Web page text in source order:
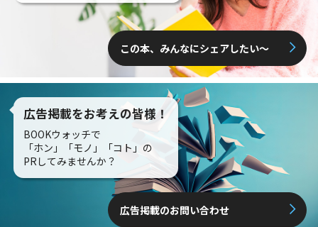
この本、みんなにシェアしたい〜
広告掲載をお考えの皆様！
BOOKウォッチで
「ホン」「モノ」「コト」の
PRしてみませんか？
広告掲載のお問い合わせ